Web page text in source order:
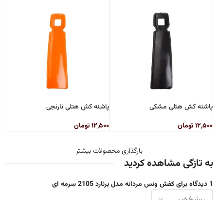
پاشنه کش هتلی مشکی
۱۲,۵۰۰تومان
پاشنه کش هتلی نارنجی
۱۲,۵۰۰ تومان
بارگذاری محصولات بیشتر
به تازگی مشاهده کردید
1 دیدگاه برای کفش ونس مردانه مدل برنارد 2105 سرمه ای